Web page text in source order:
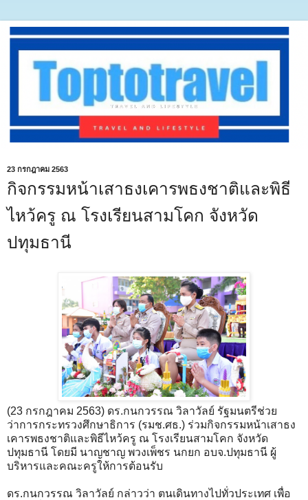
23 กรกฎาคม 2563
กิจกรรมหน้าเสาธงเคารพธงชาติและพิธี
ไหว้ครู ณ โรงเรียนสามโคก จังหวัด
ปทุมธานี
(23 กรกฎาคม 2563) ดร.กนกวรรณ วิลาวัลย์ รัฐมนตรีช่วย
ว่าการกระทรวงศึกษาธิการ (รมช.ศธ.) ร่วมกิจกรรมหน้าเสาธง
เคารพธงชาติและพิธีไหว้ครู ณ โรงเรียนสามโคก จังหวัด
ปทุมธานี โดยมี นาญชาญ พวงเพ็ชร นกยก อบจ.ปทุมธานี ผู้
บริหารและคณะครูให้การต้อนรับ
ดร.กนกวรรณ วิลาวัลย์ กล่าวว่า ตนเดินทางไปทั่วประเทศ เพื่อ